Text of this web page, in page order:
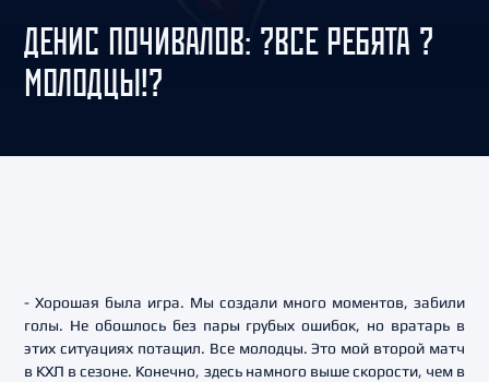
ДЕНИС ПОЧИВАЛОВ: ?ВСЕ РЕБЯТА ?
МОЛОДЦЫ!?
- Хорошая была игра. Мы создали много моментов, забили
голы. Не обошлось без пары грубых ошибок, но вратарь в
этих ситуациях потащил. Все молодцы. Это мой второй матч
в КХЛ в сезоне. Конечно, здесь намного выше скорости, чем в